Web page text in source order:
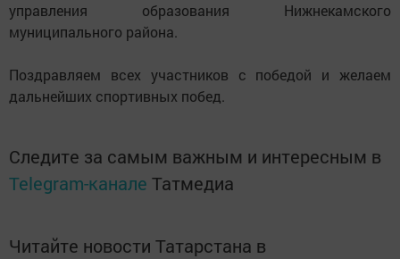
управления образования Нижнекамского
муниципального района.
Поздравляем всех участников с победой и желаем
дальнейших спортивных побед.
Следите за самым важным и интересным в
Telegram-канале Татмедиа
Читайте новости Татарстана в